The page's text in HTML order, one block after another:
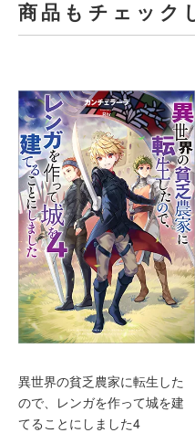
商品もチェック
異世界の貧乏農家に転生した
ので、レンガを作って城を建
てることにしました4